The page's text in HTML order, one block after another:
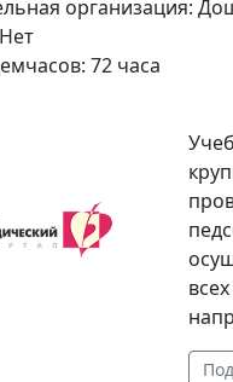
организация:
Нет
72 часа